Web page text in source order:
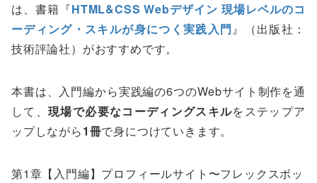
は、書籍『HTML&CSS Webデザイン 現場レベルのコ
ーディング・スキルが身につく実践入門』（出版社：
技術評論社）がおすすめです。
本書は、入門編から実践編の6つのWebサイト制作を通
して、現場で必要なコーディングスキルをステップア
ップしながら1冊で身につけていきます。
第1章【入門編】プロフィールサイト〜フレックスボッ